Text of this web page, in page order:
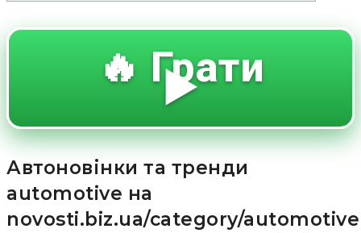
🔥 Грати
▶️
Автоновінки та тренди
automotive на
novosti.biz.ua/category/automotive